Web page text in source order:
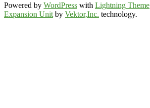
Powered by WordPress with Lightning Theme
Expansion Unit by Vektor,Inc. technology.